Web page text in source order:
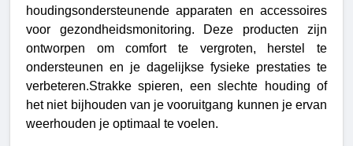
houdingsondersteunende apparaten en accessoires
voor gezondheidsmonitoring. Deze producten zijn
ontworpen om comfort te vergroten, herstel te
ondersteunen en je dagelijkse fysieke prestaties te
verbeteren.Strakke spieren, een slechte houding of
het niet bijhouden van je vooruitgang kunnen je ervan
weerhouden je optimaal te voelen.